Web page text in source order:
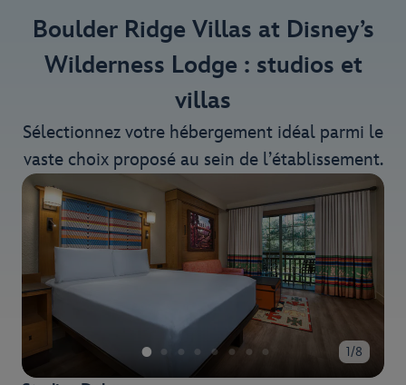
Boulder Ridge Villas at Disney’s
Wilderness Lodge : studios et
villas
Sélectionnez votre hébergement idéal parmi le
vaste choix proposé au sein de l’établissement.
1/8